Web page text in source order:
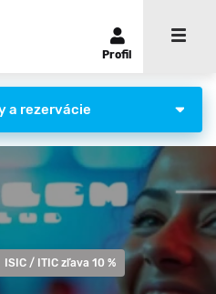
Profil
a rezervácie
ISIC / ITIC zľava 10 %